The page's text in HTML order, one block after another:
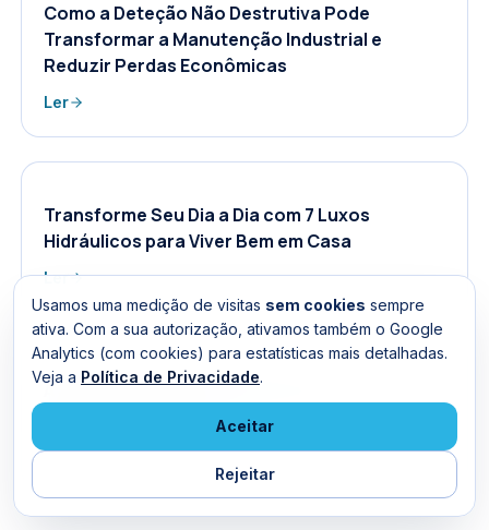
Como a Deteção Não Destrutiva Pode
Transformar a Manutenção Industrial e
Reduzir Perdas Econômicas
Ler
Transforme Seu Dia a Dia com 7 Luxos
Hidráulicos para Viver Bem em Casa
Ler
A Sua Casa Refletindo Bem-Estar e Conforto
Ler
Usamos uma medição de visitas sem cookies sempre
ativa. Com a sua autorização, ativamos também o Google
Analytics (com cookies) para estatísticas mais detalhadas.
Veja a Política de Privacidade.
Aceitar
Rejeitar